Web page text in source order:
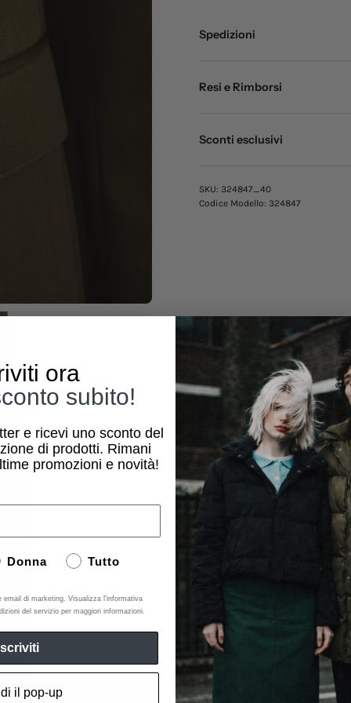
Spedizioni
Resi e Rimborsi
Sconti esclusivi
SKU: 324847_40
Codice Modello: 324847
ora
subito!
e ricevi uno sconto del
di prodotti. Rimani
promozioni e novità!
Donna Tutto
di marketing. Visualizza l'informativa
del servizio per maggiori informazioni.
il pop-up